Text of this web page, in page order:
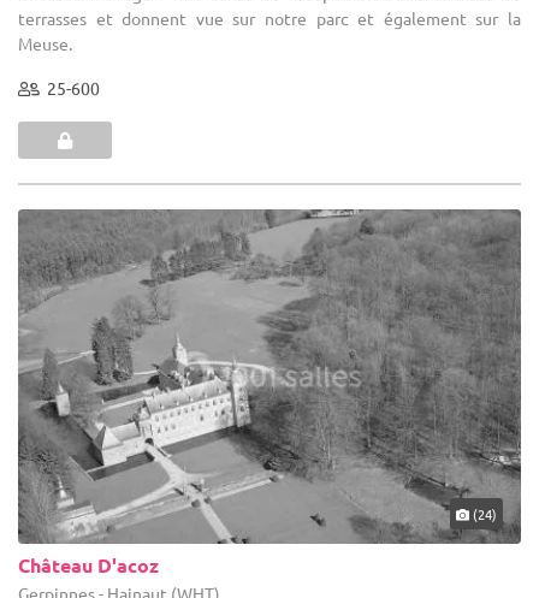
terrasses et donnent vue sur notre parc et également sur la
Meuse.
25-600
(24)
Château D'acoz
Gerpinnes - Hainaut (WHT)